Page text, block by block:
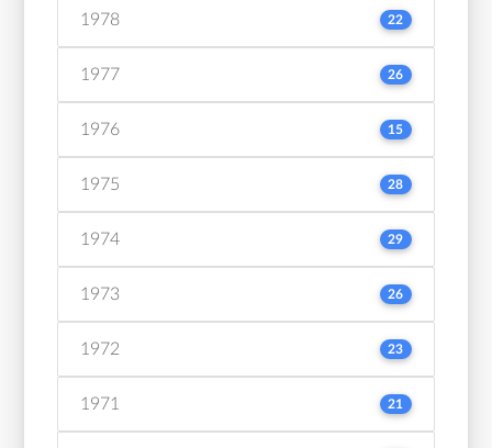
1978 22
1977 26
1976 15
1975 28
1974 29
1973 26
1972 23
1971 21